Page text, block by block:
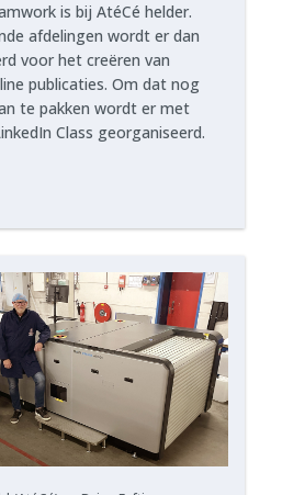
is bij AtéCé helder.
afdelingen wordt er dan
voor het creëren van
publicaties. Om dat nog
te pakken wordt er met
Class georganiseerd.